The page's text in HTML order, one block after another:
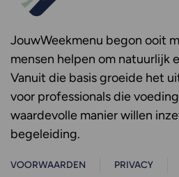
JouwWeekmenu begon ooit
mensen helpen om natuurlijk
Vanuit die basis groeide het
voor professionals die
waardevolle manier willen
begeleiding.
VOORWAARDEN PRIVACY